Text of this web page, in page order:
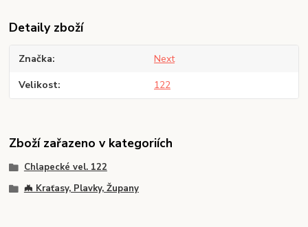
Detaily zboží
Značka Next
Velikost 122
Zboží zařazeno v kategoriích
Chlapecké vel. 122
🦇 Kraťasy, Plavky, Župany